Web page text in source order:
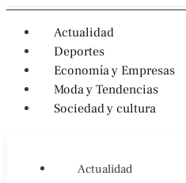
Actualidad
Deportes
Economía y Empresas
Moda y Tendencias
Sociedad y cultura
Actualidad